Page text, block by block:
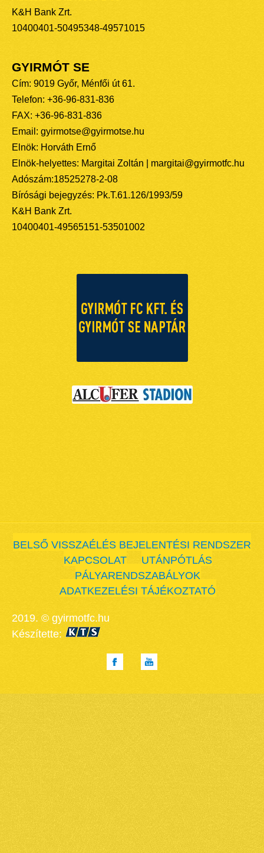
K&H Bank Zrt.
10400401-50495348-49571015
GYIRMÓT SE
Cím: 9019 Győr, Ménfői út 61.
Telefon: +36-96-831-836
FAX: +36-96-831-836
Email: gyirmotse@gyirmotse.hu
Elnök: Horváth Ernő
Elnök-helyettes: Margitai Zoltán | margitai@gyirmotfc.hu
Adószám:18525278-2-08
Bírósági bejegyzés: Pk.T.61.126/1993/59
K&H Bank Zrt.
10400401-49565151-53501002
BELSŐ VISSZAÉLÉS BEJELENTÉSI RENDSZER
KAPCSOLAT
UTÁNPÓTLÁS
PÁLYARENDSZABÁLYOK
ADATKEZELÉSI TÁJÉKOZTATÓ
2019. © gyirmotfc.hu
Készítette: